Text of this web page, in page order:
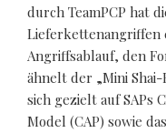
durch TeamPCP hat
Lieferkettenangriffen
Angriffsablauf, den
ähnelt der „Mini
sich gezielt auf SAPs
Model (CAP) sowie